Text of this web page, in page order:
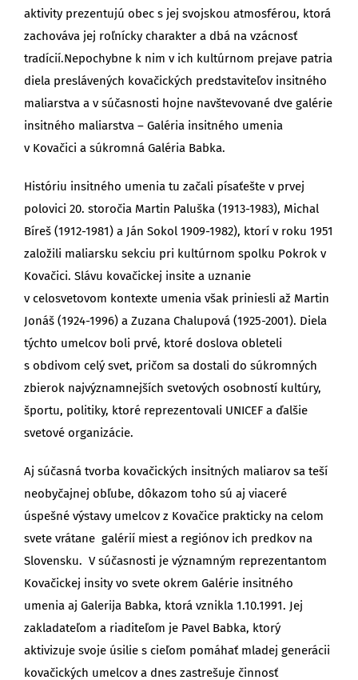
aktivity prezentujú obec s jej svojskou atmosférou, ktorá
zachováva jej roľnícky charakter a dbá na vzácnosť
tradícií.Nepochybne k nim v ich kultúrnom prejave patria
diela preslávených kovačických predstaviteľov insitného
maliarstva a v súčasnosti hojne navštevované dve galérie
insitného maliarstva – Galéria insitného umenia
v Kovačici a súkromná Galéria Babka.
Históriu insitného umenia tu začali písaťešte v prvej
polovici 20. storočia Martin Paluška (1913-1983), Michal
Bíreš (1912-1981) a Ján Sokol 1909-1982), ktorí v roku 1951
založili maliarsku sekciu pri kultúrnom spolku Pokrok v
Kovačici. Slávu kovačickej insite a uznanie
v celosvetovom kontexte umenia však priniesli až Martin
Jonáš (1924-1996) a Zuzana Chalupová (1925-2001). Diela
týchto umelcov boli prvé, ktoré doslova obleteli
s obdivom celý svet, pričom sa dostali do súkromných
zbierok najvýznamnejších svetových osobností kultúry,
športu, politiky, ktoré reprezentovali UNICEF a ďalšie
svetové organizácie.
Aj súčasná tvorba kovačických insitných maliarov sa teší
neobyčajnej obľube, dôkazom toho sú aj viaceré
úspešné výstavy umelcov z Kovačice prakticky na celom
svete vrátane galérií miest a regiónov ich predkov na
Slovensku. V súčasnosti je významným reprezentantom
Kovačickej insity vo svete okrem Galérie insitného
umenia aj Galerija Babka, ktorá vznikla 1.10.1991. Jej
zakladateľom a riaditeľom je Pavel Babka, ktorý
aktivizuje svoje úsilie s cieľom pomáhať mladej generácii
kovačických umelcov a dnes zastrešuje činnosť